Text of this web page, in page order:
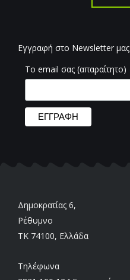
Εγγραφή στο Newsletter μας
Το email σας (απαραίτητο)
Δημοκρατίας 6,
Ρέθυμνο
TK 74100, Ελλάδα
Τηλέφωνα